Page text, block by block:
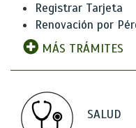
Registrar Tarjeta
Renovación por
MÁS TRÁMITES
SALUD